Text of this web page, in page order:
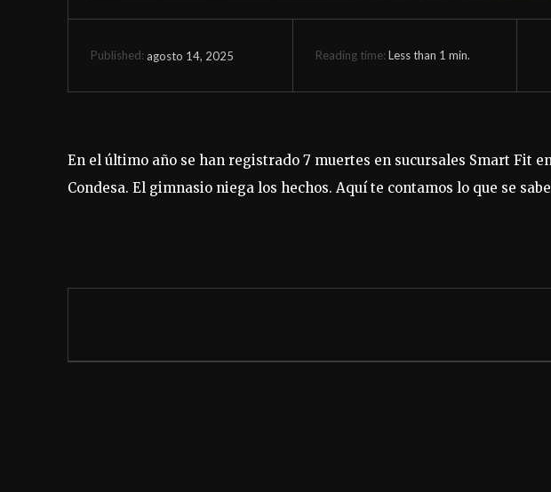
Published: agosto 14, 2025 Reading time: Less than 1 min.
En el último año se han registrado 7 muertes en sucursales Smart Fit
Condesa. El gimnasio niega los hechos. Aquí te contamos lo que se